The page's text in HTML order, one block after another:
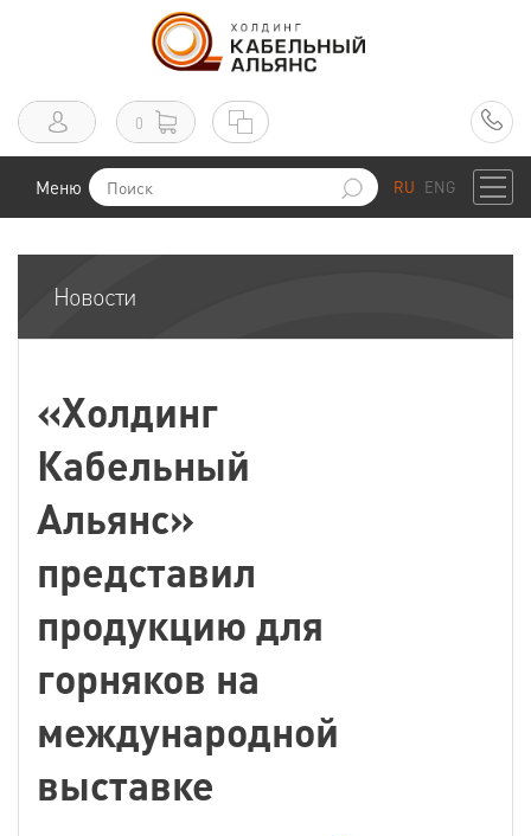
0
Меню RU ENG
Новости
«Холдинг
Кабельный
Альянс»
представил
продукцию для
горняков на
международной
выставке